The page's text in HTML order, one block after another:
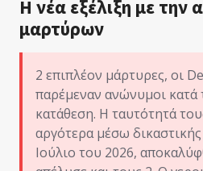
Η νέα εξέλιξη με την
μαρτύρων
2 επιπλέον μάρτυρες, οι
παρέμεναν ανώνυμοι κατά
κατάθεση. Η ταυτότητά
αργότερα μέσω
Ιούλιο του 2026,